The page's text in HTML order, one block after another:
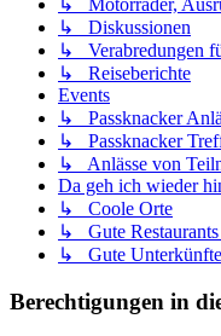
↳ Motorräder,
↳ Diskussionen
↳ Verabredungen
↳ Reiseberichte
Events
↳ Passknacker
↳ Passknacker
↳ Anlässe von
Da geh ich wieder
↳ Coole Orte
↳ Gute
↳ Gute Unterkünfte
Berechtigungen in